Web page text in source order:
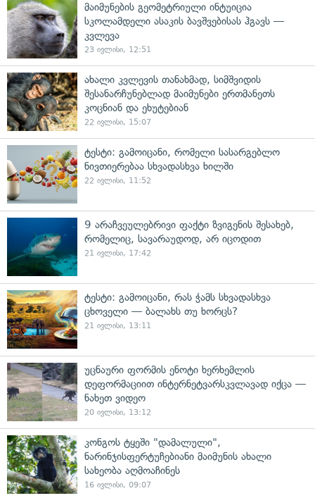
მაიმუნების გეომეტრიული ინტუიცია
სკოლამდელი ასაკის ბავშვებისას ჰგავს —
კვლევა
23 ივლისი, 12:51
ახალი კვლევის თანახმად, სიმშვიდის
შესანარჩუნებლად მაიმუნები ერთმანეთს
კოცნიან და ეხუტებიან
22 ივლისი, 15:07
ტესტი: გამოიცანი, რომელი სასარგებლო
ნივთიერებაა სხვადასხვა ხილში
22 ივლისი, 11:52
9 არაჩვეულებრივი ფაქტი ზვიგენის შესახებ,
რომელიც, სავარაუდოდ, არ იცოდით
21 ივლისი, 17:42
ტესტი: გამოიცანი, რას ჭამს სხვადასხვა
ცხოველი — ბალახს თუ ხორცს?
21 ივლისი, 13:11
უცნაური ფორმის ენოტი ხერხემლის
დეფორმაციით ინტერნეტვარსკვლავად იქცა —
ნახეთ ვიდეო
20 ივლისი, 13:12
კონგოს ტყეში "დამალული",
ნარინჯისფერტუჩებიანი მაიმუნის ახალი
სახეობა აღმოაჩინეს
16 ივლისი, 09:07